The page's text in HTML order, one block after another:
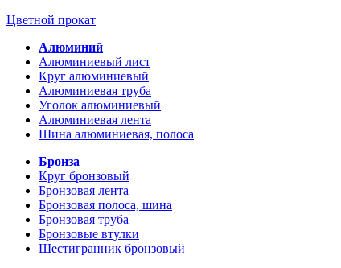
Цветной прокат
Алюминий
Алюминиевый лист
Круг алюминиевый
Алюминиевая труба
Уголок алюминиевый
Алюминиевая лента
Шина алюминиевая, полоса
Бронза
Круг бронзовый
Бронзовая лента
Бронзовая полоса, шина
Бронзовая труба
Бронзовые втулки
Шестигранник бронзовый